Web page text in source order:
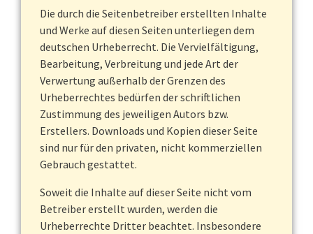
Die durch die Seitenbetreiber erstellten Inhalte
und Werke auf diesen Seiten unterliegen dem
deutschen Urheberrecht. Die Vervielfältigung,
Bearbeitung, Verbreitung und jede Art der
Verwertung außerhalb der Grenzen des
Urheberrechtes bedürfen der schriftlichen
Zustimmung des jeweiligen Autors bzw.
Erstellers. Downloads und Kopien dieser Seite
sind nur für den privaten, nicht kommerziellen
Gebrauch gestattet.
Soweit die Inhalte auf dieser Seite nicht vom
Betreiber erstellt wurden, werden die
Urheberrechte Dritter beachtet. Insbesondere